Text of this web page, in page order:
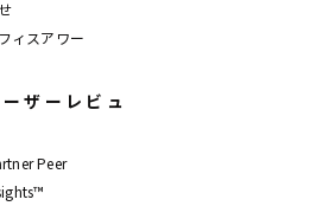
ィスアワー
ーザーレビュ
Peer